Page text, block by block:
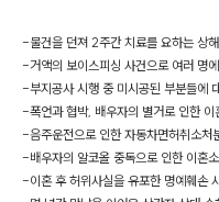
-물건을 던져 2주간 치료를 요하는 상
-거액의 보이스피싱 사건으로 여러 명
-부지공사 시행 중 미시공된 부분들에
-폭언과 협박, 배우자의 별거로 인한 이
-음주운전으로 인한 자동차면허취소처
-배우자의 알코올 중독으로 인한 이혼
-이혼 후 허위사실을 유포한 명예훼손